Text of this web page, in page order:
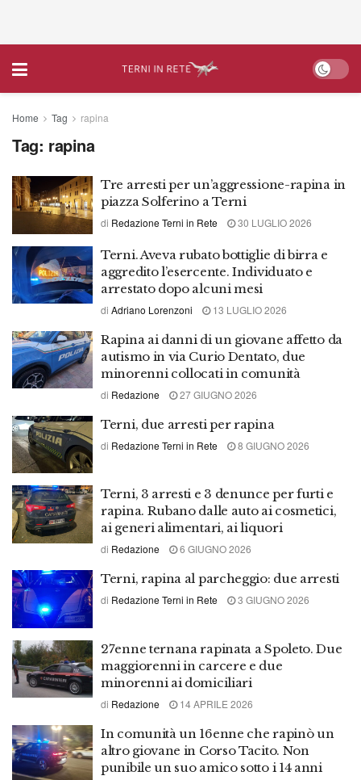
Home Tag rapina
Tag: rapina
Tre arresti per un’aggressione-rapina in
piazza Solferino a Terni
di Redazione Terni in Rete 30 LUGLIO 2026
Terni. Aveva rubato bottiglie di birra e
aggredito l’esercente. Individuato e
arrestato dopo alcuni mesi
di Adriano Lorenzoni 13 LUGLIO 2026
Rapina ai danni di un giovane affetto da
autismo in via Curio Dentato, due
minorenni collocati in comunità
di Redazione 27 GIUGNO 2026
Terni, due arresti per rapina
di Redazione Terni in Rete 8 GIUGNO 2026
Terni, 3 arresti e 3 denunce per furti e
rapina. Rubano dalle auto ai cosmetici,
ai generi alimentari, ai liquori
di Redazione 6 GIUGNO 2026
Terni, rapina al parcheggio: due arresti
di Redazione Terni in Rete 3 GIUGNO 2026
27enne ternana rapinata a Spoleto. Due
maggiorenni in carcere e due
minorenni ai domiciliari
di Redazione 14 APRILE 2026
In comunità un 16enne che rapinò un
altro giovane in Corso Tacito. Non
punibile un suo amico sotto i 14 anni